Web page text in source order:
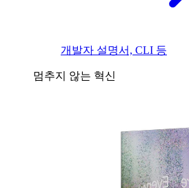
개발자 설명서, CLI 등
멈추지 않는 혁신